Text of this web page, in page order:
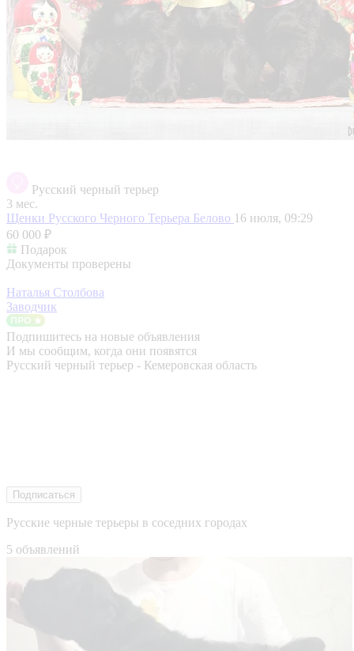
Русский черный терьер
3 мес.
Щенки Русского Черного Терьера Белово 16 июля, 09:29
60 000 ₽
Подарок
Документы проверены
Наталья Столбова
Заводчик
Подпишитесь на новые объявления
И мы сообщим, когда они появятся
Русский черный терьер - Кемеровская область
Подписаться
Русские черные терьеры в соседних городах
5 объявлений